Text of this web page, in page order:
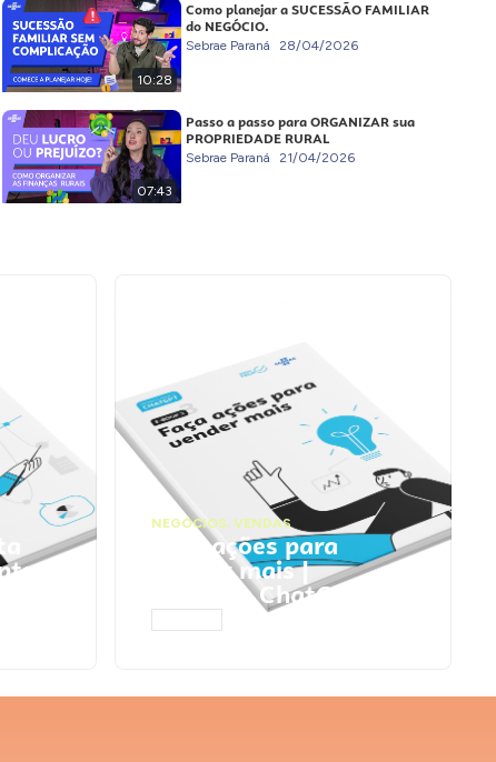
10:28
Como planejar a SUCESSÃO FAMILIAR
do NEGÓCIO.
Sebrae Paraná 28/04/2026
07:43
Passo a passo para ORGANIZAR sua
PROPRIEDADE RURAL
Sebrae Paraná 21/04/2026
NEGÓCIOS, VENDAS
Faça ações para
vender mais |
Prompts ChatGPT